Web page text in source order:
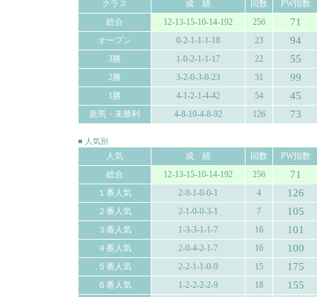
クラス 成 績 回数
PW指数
総合
12-13-15-10-14-192 256 71
オープン 0-2-1-1-1-18 23 94
3勝 1-0-2-1-1-17 22 55
2勝 3-2-0-3-0-23 31 99
1勝 4-1-2-1-4-42 54 45
新馬・未勝利 4-8-10-4-8-92 126 73
■ 人気別
人気 成 績 回数
PW指数
総合
12-13-15-10-14-192 256 71
１番人気 2-0-1-0-0-1 4 126
２番人気 2-1-0-0-3-1 7 105
３番人気 1-3-3-1-1-7 16 101
４番人気 2-0-4-2-1-7 16 100
５番人気 2-2-1-1-0-9 15 175
６番人気 1-2-2-2-2-9 18 155